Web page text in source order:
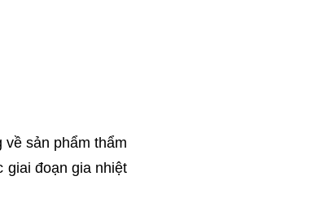
sản phẩm thẩm
giai đoạn gia nhiệt